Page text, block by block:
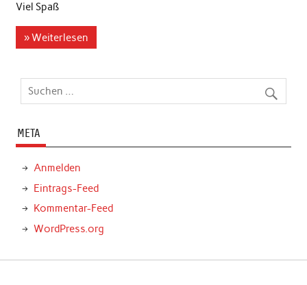
Viel Spaß
» Weiterlesen
META
Anmelden
Eintrags-Feed
Kommentar-Feed
WordPress.org